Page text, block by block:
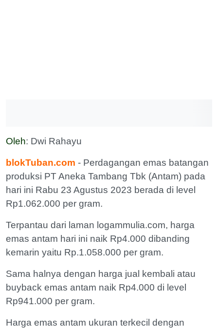
Oleh: Dwi Rahayu
blokTuban.com - Perdagangan emas batangan
produksi PT Aneka Tambang Tbk (Antam) pada
hari ini Rabu 23 Agustus 2023 berada di level
Rp1.062.000 per gram.
Terpantau dari laman logammulia.com, harga
emas antam hari ini naik Rp4.000 dibanding
kemarin yaitu Rp.1.058.000 per gram.
Sama halnya dengan harga jual kembali atau
buyback emas antam naik Rp4.000 di level
Rp941.000 per gram.
Harga emas antam ukuran terkecil dengan